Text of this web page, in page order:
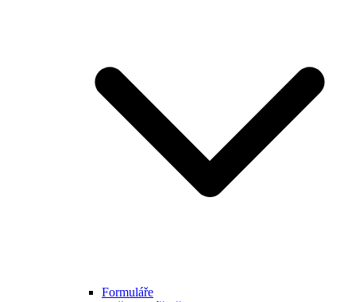
Formuláře